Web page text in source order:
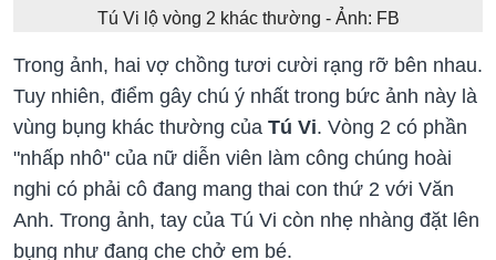
Tú Vi lộ vòng 2 khác thường - Ảnh: FB
Trong ảnh, hai vợ chồng tươi cười rạng rỡ bên nhau.
Tuy nhiên, điểm gây chú ý nhất trong bức ảnh này là
vùng bụng khác thường của Tú Vi. Vòng 2 có phần
"nhấp nhô" của nữ diễn viên làm công chúng hoài
nghi có phải cô đang mang thai con thứ 2 với Văn
Anh. Trong ảnh, tay của Tú Vi còn nhẹ nhàng đặt lên
bụng như đang che chở em bé.